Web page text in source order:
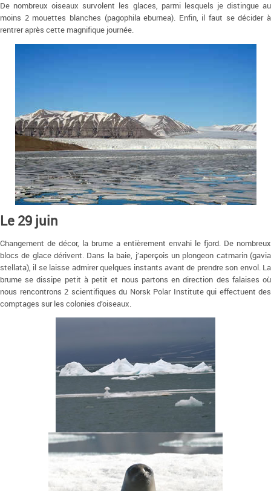
De nombreux oiseaux survolent les glaces, parmi lesquels je distingue au
moins 2 mouettes blanches (pagophila eburnea). Enfin, il faut se décider à
rentrer après cette magnifique journée.
Le 29 juin
Changement de décor, la brume a entièrement envahi le fjord. De nombreux
blocs de glace dérivent. Dans la baie, j’aperçois un plongeon catmarin (gavia
stellata), il se laisse admirer quelques instants avant de prendre son envol. La
brume se dissipe petit à petit et nous partons en direction des falaises où
nous rencontrons 2 scientifiques du Norsk Polar Institute qui effectuent des
comptages sur les colonies d’oiseaux.